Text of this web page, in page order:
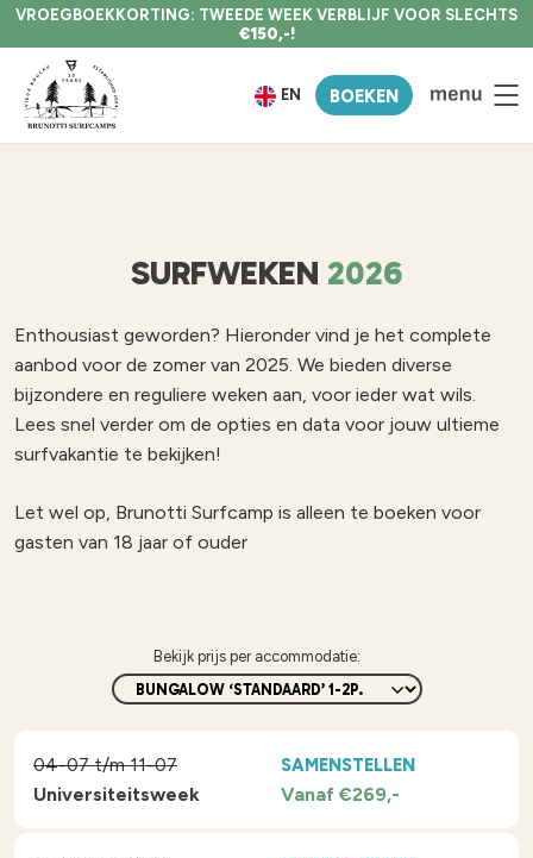
VROEGBOEKKORTING: TWEEDE WEEK VERBLIJF VOOR SLECHTS
€150,-!
EN BOEKEN
SURFWEKEN 2026
Enthousiast geworden? Hieronder vind je het complete
aanbod voor de zomer van 2025. We bieden diverse
bijzondere en reguliere weken aan, voor ieder wat wils.
Lees snel verder om de opties en data voor jouw ultieme
surfvakantie te bekijken!
Let wel op, Brunotti Surfcamp is alleen te boeken voor
gasten van 18 jaar of ouder
Bekijk prijs per accommodatie:
04-07 t/m 11-07
Universiteitsweek
Vanaf €269,-
SAMENSTELLEN